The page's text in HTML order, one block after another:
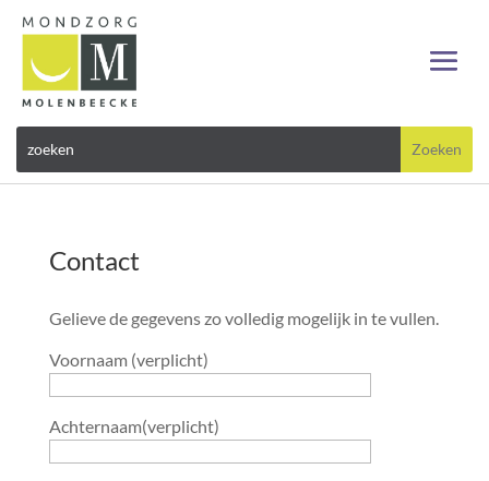
Contact
Gelieve de gegevens zo volledig mogelijk in te vullen.
Voornaam (verplicht)
Achternaam(verplicht)